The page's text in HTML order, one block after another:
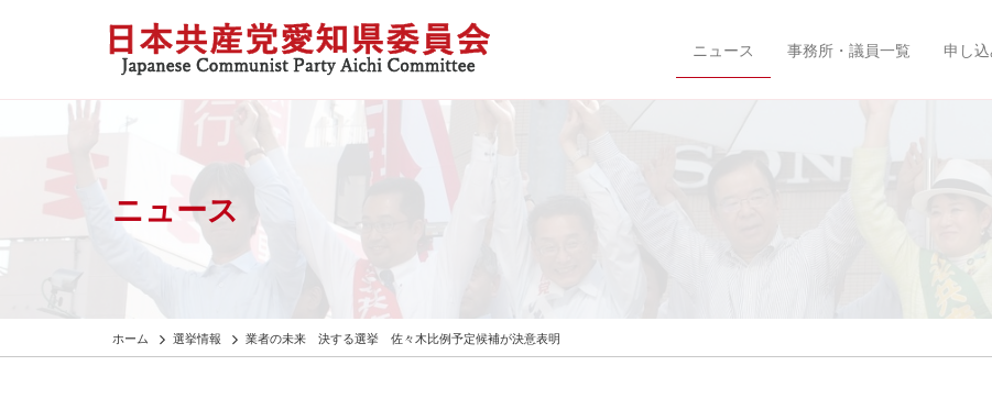
ニュース 事務所・議員一覧 申し
ニュース
ホーム 選挙情報 業者の未来 決する選挙 佐々木比例予定候補が決意表明